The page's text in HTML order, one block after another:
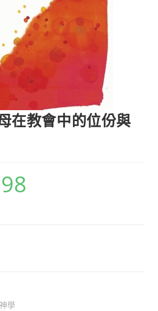
在教會中的位份與
學